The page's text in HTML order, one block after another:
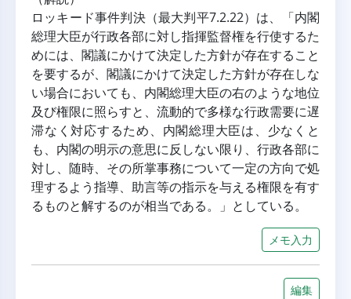
ロッキード事件判決（最大判平7.2.22）は、「内閣
総理大臣が行政各部に対し指揮監督権を行使するた
めには、閣議にかけて決定した方針が存在すること
を要するが、閣議にかけて決定した方針が存在しな
い場合においても、内閣総理大臣の右のような地位
及び権限に照らすと、流動的で多様な行政需要に遅
滞なく対応するため、内閣総理大臣は、少なくと
も、内閣の明示の意思に反しない限り、行政各部に
対し、随時、その所掌事務について一定の方向で処
理するよう指導、助言等の指示を与える権限を有す
るものと解するのが相当である。」としている。
メモ入力
編集